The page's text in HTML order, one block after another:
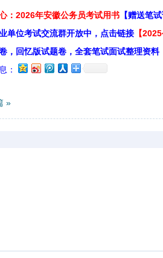
：2026年安徽公务员考试用书 【赠送笔
单位考试交流群开放中，点击链接 【
，回忆版试题卷，全套笔试面试整理资料
：
»